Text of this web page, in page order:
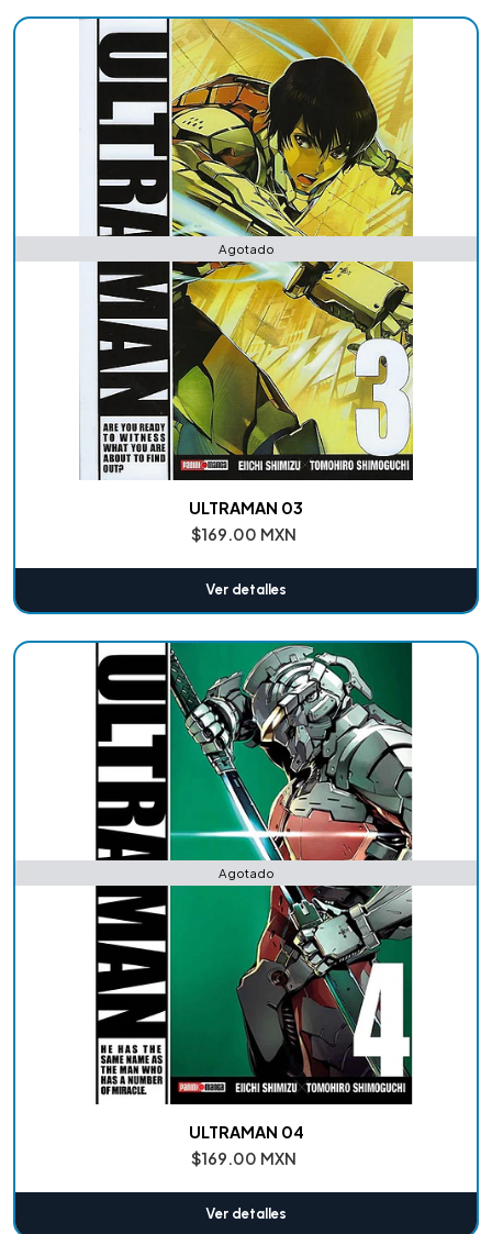
Agotado
ULTRAMAN 03
$169.00 MXN
Ver detalles
Agotado
ULTRAMAN 04
$169.00 MXN
Ver detalles